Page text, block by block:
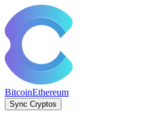
BitcoinEthereum
Sync Cryptos